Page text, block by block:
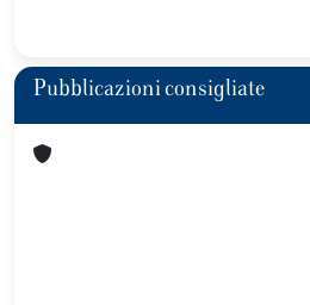
Pubblicazioni consigliate